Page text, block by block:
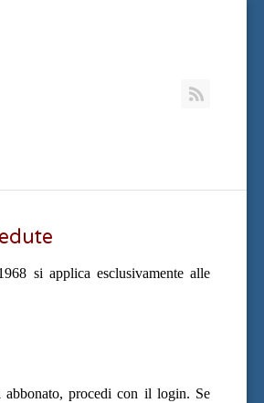
si applica esclusivamente alle
abbonato, procedi con il login. Se